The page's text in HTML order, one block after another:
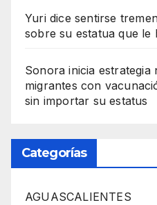
Yuri dice sentirse
sobre su estatua que le
Sonora inicia estrategia
migrantes con
sin importar su estatus
Categorías
AGUASCALIENTES